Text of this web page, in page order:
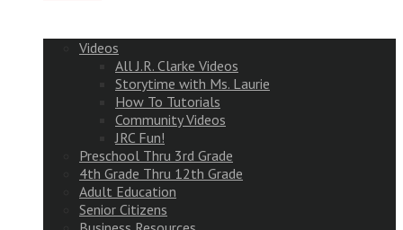
Videos
All J.R. Clarke Videos
Storytime with Ms. Laurie
How To Tutorials
Community Videos
JRC Fun!
Preschool Thru 3rd Grade
4th Grade Thru 12th Grade
Adult Education
Senior Citizens